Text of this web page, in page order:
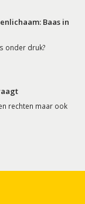
Baas in
onder druk?
rechten maar ook